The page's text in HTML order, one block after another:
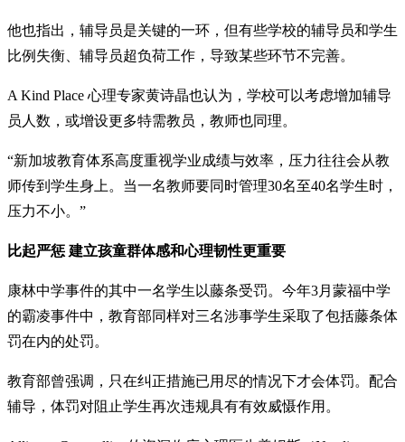
他也指出，辅导员是关键的一环，但有些学校的辅导员和学生
比例失衡、辅导员超负荷工作，导致某些环节不完善。
A Kind Place 心理专家黄诗晶也认为，学校可以考虑增加辅导
员人数，或增设更多特需教员，教师也同理。
“新加坡教育体系高度重视学业成绩与效率，压力往往会从教
师传到学生身上。当一名教师要同时管理30名至40名学生时，
压力不小。”
比起严惩 建立孩童群体感和心理韧性更重要
康林中学事件的其中一名学生以藤条受罚。今年3月蒙福中学
的霸凌事件中，教育部同样对三名涉事学生采取了包括藤条体
罚在内的处罚。
教育部曾强调，只在纠正措施已用尽的情况下才会体罚。配合
辅导，体罚对阻止学生再次违规具有有效威慑作用。